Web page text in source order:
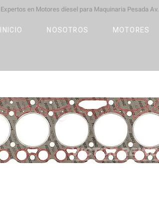
Expertos en Motores díesel para Maquinaria Pesada
INICIO NOSOTROS MOTORES